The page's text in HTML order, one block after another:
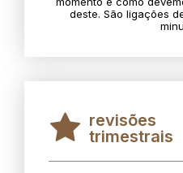
deste. São ligações
revisões
trimestrais